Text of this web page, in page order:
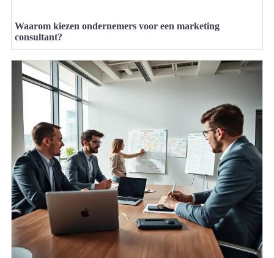
Waarom kiezen ondernemers voor een marketing
consultant?